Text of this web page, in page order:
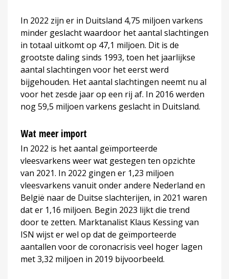
In 2022 zijn er in Duitsland 4,75 miljoen varkens
minder geslacht waardoor het aantal slachtingen
in totaal uitkomt op 47,1 miljoen. Dit is de
grootste daling sinds 1993, toen het jaarlijkse
aantal slachtingen voor het eerst werd
bijgehouden. Het aantal slachtingen neemt nu al
voor het zesde jaar op een rij af. In 2016 werden
nog 59,5 miljoen varkens geslacht in Duitsland.
Wat meer import
In 2022 is het aantal geïmporteerde
vleesvarkens weer wat gestegen ten opzichte
van 2021. In 2022 gingen er 1,23 miljoen
vleesvarkens vanuit onder andere Nederland en
België naar de Duitse slachterijen, in 2021 waren
dat er 1,16 miljoen. Begin 2023 lijkt die trend
door te zetten. Marktanalist Klaus Kessing van
ISN wijst er wel op dat de geïmporteerde
aantallen voor de coronacrisis veel hoger lagen
met 3,32 miljoen in 2019 bijvoorbeeld.